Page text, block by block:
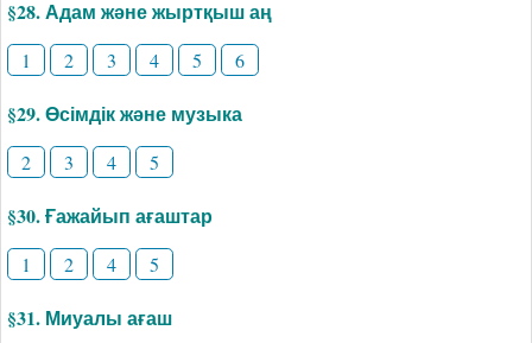
§28. Адам және жыртқыш аң
1 2 3 4 5 6
§29. Өсімдік және музыка
2 3 4 5
§30. Ғажайып ағаштар
1 2 4 5
§31. Миуалы ағаш